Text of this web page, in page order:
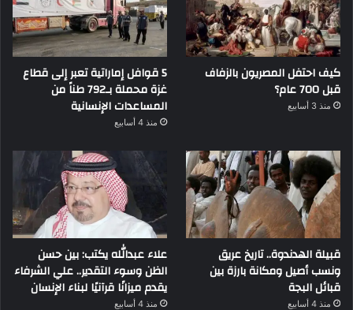
كيف احتفل المصريون بالزفاف
قبل 700 عام؟
منذ 3 أسابيع
5 قوافل إماراتية تعبر إلى قطاع
غزة محملة بـ792 طناً من
المساعدات الإنسانية
منذ 4 أسابيع
قبيلة الهدندوة.. تاريخ عريق
ونسب أصيل ومكانة بارزة بين
قبائل البجة
منذ 4 أسابيع
علاء عبدالله يكتب: بين حسن
الظن وسوء التقدير.. علي الشرفاء
يقدم ميزانًا قرآنيًا لبناء الإنسان
منذ 4 أسابيع